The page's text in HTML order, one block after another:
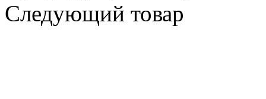
Следующий товар